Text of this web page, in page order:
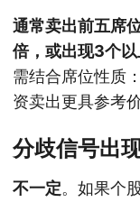
通常卖出前五席
倍，或出现3个
需结合席位性质
资卖出更具参考价
分歧信号出
不一定。如果个